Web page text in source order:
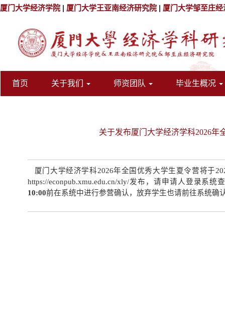
厦门大学经济学院 | 厦门大学王亚南经济研究院 | 厦门大学邹至庄
首页 关于我们 师资团队 毕业生概况
关于发布厦门大学经济学科2026年
厦门大学经济学科2026年全国优秀大学生夏令营将于
https://econpub.xmu.edu.cn/xly/发布，请申请人登录系
10:00前在系统中进行参营确认，放弃学生也请前往系统确